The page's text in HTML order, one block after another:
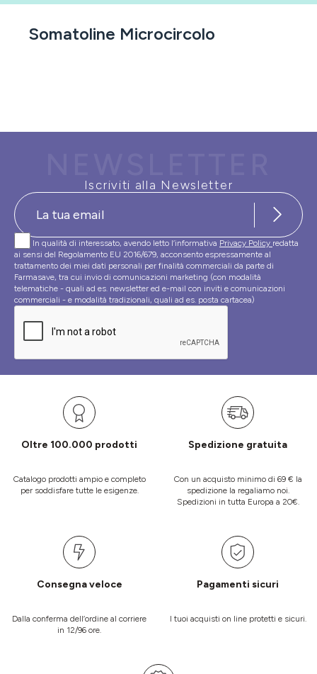
Somatoline Microcircolo
Iscriviti alla Newsletter
In qualità di interessato, avendo letto l’informativa Privacy Policy redatta
ai sensi del Regolamento EU 2016/679, acconsento espressamente al
trattamento dei miei dati personali per finalità commerciali da parte di
Farmasave, tra cui invio di comunicazioni marketing (con modalità
telematiche - quali ad es. newsletter ed e-mail con inviti e comunicazioni
commerciali - e modalità tradizionali, quali ad es. posta cartacea)
Oltre 100.000 prodotti
Catalogo prodotti ampio e completo
per soddisfare tutte le esigenze.
Spedizione gratuita
Con un acquisto minimo di 69 € la
spedizione la regaliamo noi.
Spedizioni in tutta Europa a 20€.
Consegna veloce
Dalla conferma dell’ordine al corriere
in 12/96 ore.
Pagamenti sicuri
I tuoi acquisti on line protetti e sicuri.